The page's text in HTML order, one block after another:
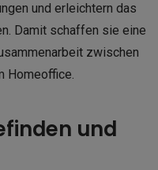
und erleichtern das
Damit schaffen sie eine
zwischen
Homeoffice.
und